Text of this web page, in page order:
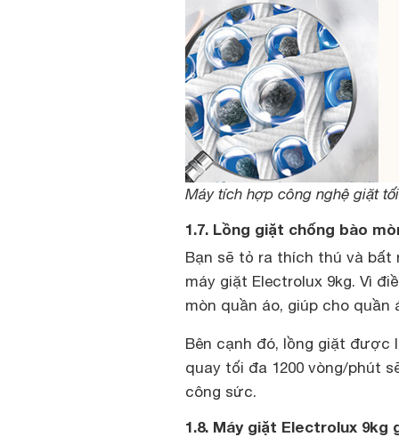
Máy tích hợp công nghệ giặt
1.7. Lồng giặt chống bào
Bạn sẽ tỏ ra thích thú và
máy giặt Electrolux 9kg. Vì
mòn quần áo, giúp cho
Bên cạnh đó, lồng giặt được
quay tối đa 1200 vòng/phút
công sức.
1.8. Máy giặt Electrolux 9kg